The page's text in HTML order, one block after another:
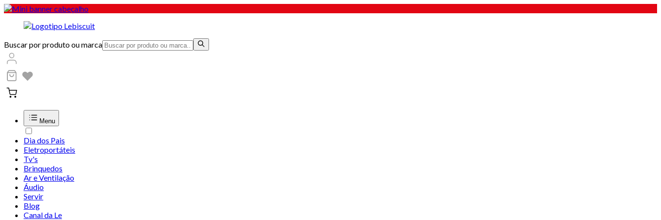
Buscar por produto ou marca
Menu
Dia dos Pais
Eletroportáteis
Tv's
Brinquedos
Ar e Ventilação
Áudio
Servir
Blog
Canal da Le